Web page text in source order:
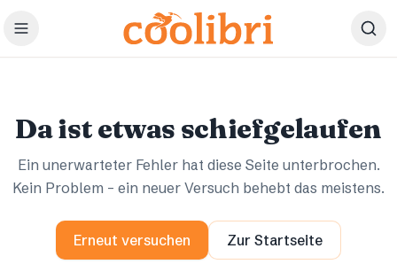
Zum Hauptinhalt springen
Da ist etwas schiefgelaufen
Ein unerwarteter Fehler hat diese Seite unterbrochen.
Kein Problem – ein neuer Versuch behebt das meistens.
Erneut versuchen Zur Startseite